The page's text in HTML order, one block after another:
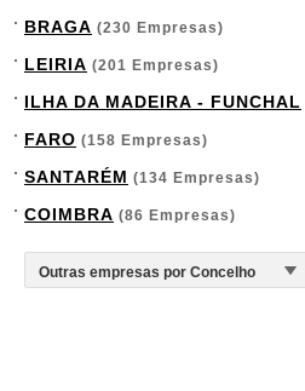
BRAGA (230 Empresas)
LEIRIA (201 Empresas)
ILHA DA MADEIRA - FUNCHAL
FARO (158 Empresas)
SANTARÉM (134 Empresas)
COIMBRA (86 Empresas)